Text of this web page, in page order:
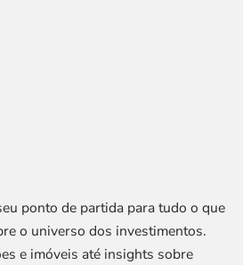
ponto de partida para tudo o que
o universo dos investimentos.
e imóveis até insights sobre